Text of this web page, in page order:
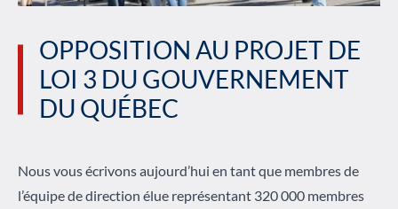
OPPOSITION AU PROJET DE
LOI 3 DU GOUVERNEMENT
DU QUÉBEC
Nous vous écrivons aujourd’hui en tant que membres de
l’équipe de direction élue représentant 320 000 membres